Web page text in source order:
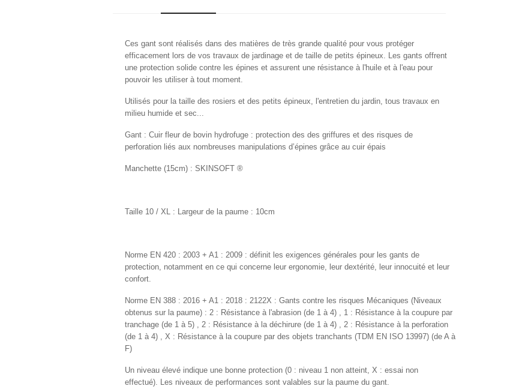
Ces gant sont réalisés dans des matières de très grande qualité pour vous protéger
efficacement lors de vos travaux de jardinage et de taille de petits épineux. Les gants offrent
une protection solide contre les épines et assurent une résistance à l'huile et à l'eau pour
pouvoir les utiliser à tout moment.
Utilisés pour la taille des rosiers et des petits épineux, l'entretien du jardin, tous travaux en
milieu humide et sec...
Gant : Cuir fleur de bovin hydrofuge : protection des des griffures et des risques de
perforation liés aux nombreuses manipulations d’épines grâce au cuir épais
Manchette (15cm) : SKINSOFT ®
Taille 10 / XL : Largeur de la paume : 10cm
Norme EN 420 : 2003 + A1 : 2009 : définit les exigences générales pour les gants de
protection, notamment en ce qui concerne leur ergonomie, leur dextérité, leur innocuité et leur
confort.
Norme EN 388 : 2016 + A1 : 2018 : 2122X : Gants contre les risques Mécaniques (Niveaux
obtenus sur la paume) : 2 : Résistance à l'abrasion (de 1 à 4) , 1 : Résistance à la coupure par
tranchage (de 1 à 5) , 2 : Résistance à la déchirure (de 1 à 4) , 2 : Résistance à la perforation
(de 1 à 4) , X : Résistance à la coupure par des objets tranchants (TDM EN ISO 13997) (de A à
F)
Un niveau élevé indique une bonne protection (0 : niveau 1 non atteint, X : essai non
effectué). Les niveaux de performances sont valables sur la paume du gant.